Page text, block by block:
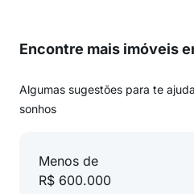
Encontre mais imóveis
Algumas sugestões para te
sonhos
Menos de
R$ 600.000